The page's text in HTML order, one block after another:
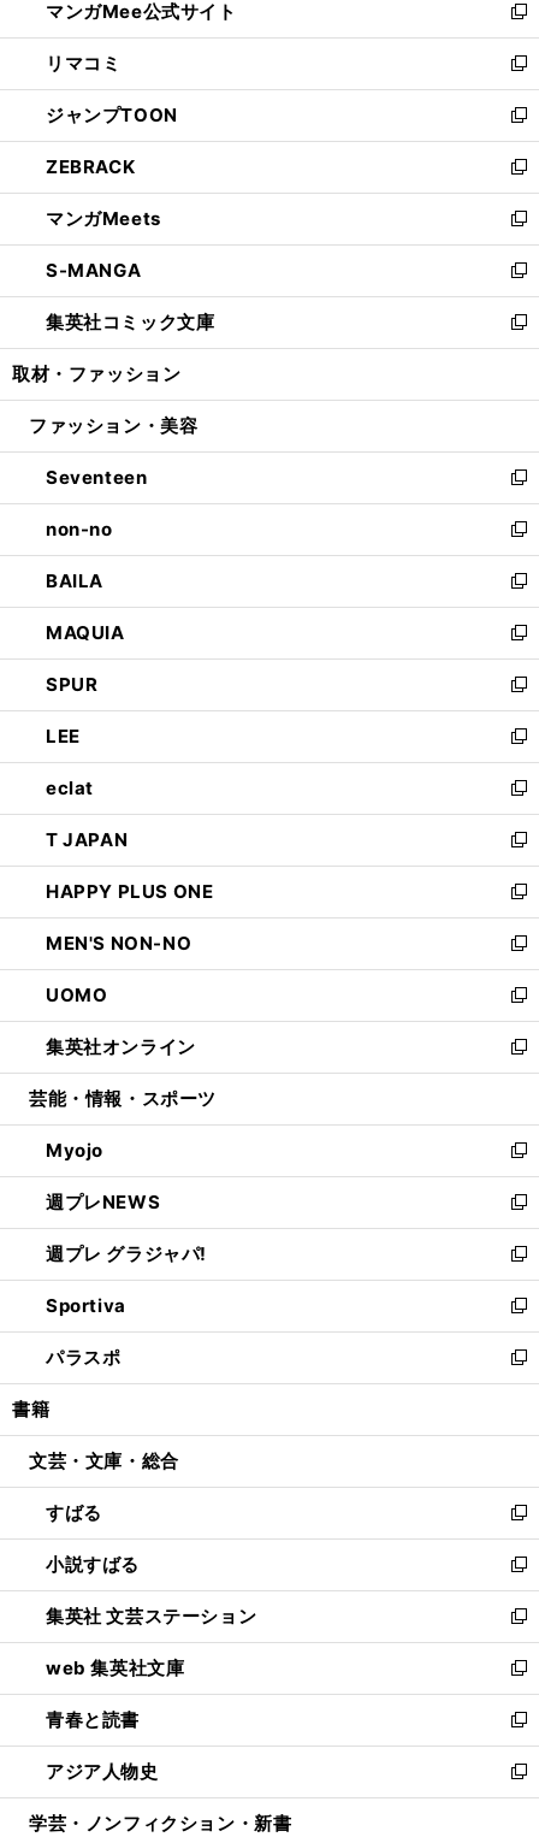
く
ド
ウ
で
開
く
ィ
ン
ド
ウ
で
開
く
い
ウ
ィ
ン
ド
ウ
で
開
く
マンガMee公式サイト
新
し
い
ウ
ィ
ン
ド
ウ
で
開
く
リマコミ
新
し
い
ウ
ィ
ン
ド
ウ
で
開
く
ジャンプTOON
新
し
い
ウ
ィ
ン
ド
ウ
で
開
ZEBRACK
新
し
い
ウ
ィ
ン
ド
ウ
開
マンガMeets
新
し
い
ウ
ィ
ン
ウ
開
く
S-MANGA
新
し
い
ウ
ン
ウ
で
開
く
集英社コミック文庫
新
し
ウ
ン
ド
ウ
で
開
く
取材・ファッション
ファッション・美容
Seventeen
新
し
い
ウ
ィ
ン
ド
ウ
で
開
く
non-no
新
し
い
ウ
ィ
ン
ド
ウ
で
開
く
BAILA
新
し
い
ウ
ィ
ン
ド
ウ
で
開
く
MAQUIA
新
し
い
ウ
ィ
ン
ド
ウ
で
開
く
SPUR
新
し
い
ウ
ィ
ン
ド
ウ
で
開
く
LEE
新
し
い
ウ
ィ
ン
ド
ウ
で
開
く
eclat
新
し
い
ウ
ィ
ン
ド
ウ
で
開
く
T JAPAN
新
し
い
ウ
ィ
ン
ド
ウ
で
開
HAPPY PLUS ONE
新
し
い
ウ
ィ
ン
ド
ウ
開
く
MEN'S NON-NO
新
し
い
ウ
ィ
ン
ウ
で
開
く
UOMO
新
し
い
ウ
ン
ド
ウ
で
開
く
集英社オンライン
新
し
ウ
ィ
ン
ド
ウ
で
開
く
芸能・情報・スポーツ
Myojo
新
し
い
ウ
ィ
ン
ド
ウ
で
開
週プレNEWS
新
し
い
ウ
ィ
ン
ド
ウ
開
週プレ グラジャパ!
新
し
い
ウ
ィ
ン
ウ
開
く
Sportiva
新
し
い
ウ
ン
ウ
で
開
く
パラスポ
新
し
ウ
ン
ド
ウ
で
開
く
書籍
文芸・文庫・総合
すばる
新
し
い
ウ
ィ
ン
ド
ウ
で
開
く
小説すばる
新
し
い
ウ
ィ
ン
ド
ウ
で
開
集英社 文芸ステーション
新
し
い
ウ
ィ
ン
ド
ウ
web 集英社文庫
新
し
い
ウ
ィ
ン
青春と読書
新
し
い
ウ
アジア人物史
新
し
学芸・ノンフィクション・新書